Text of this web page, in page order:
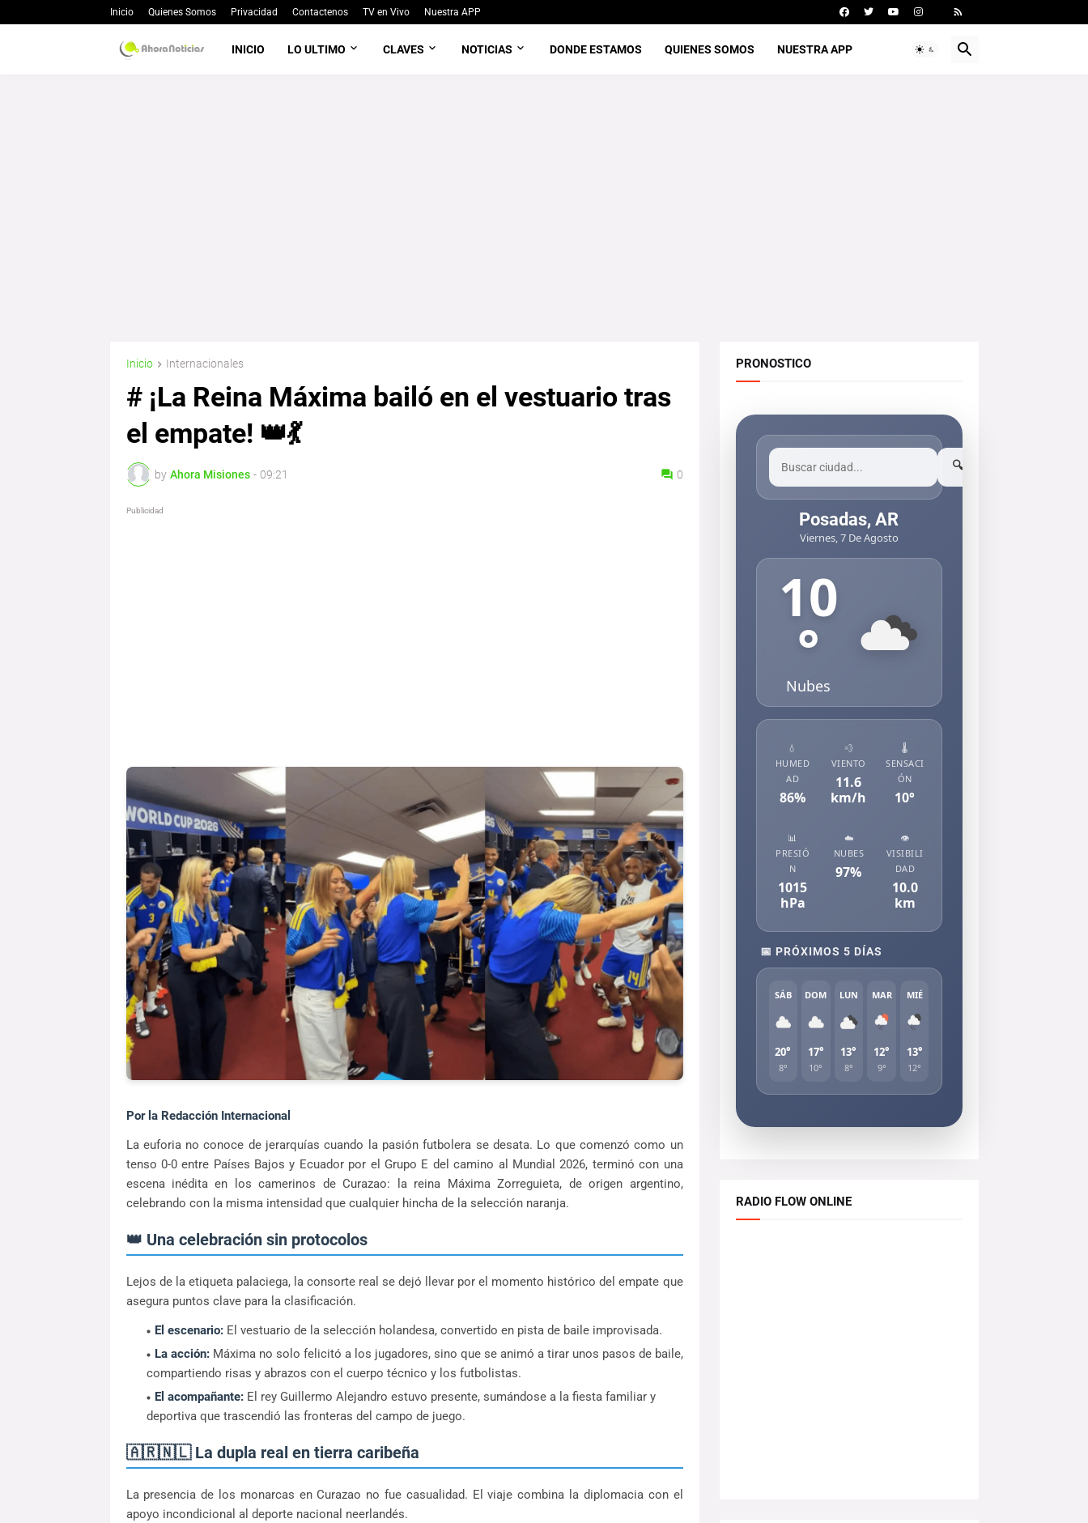
Inicio Quienes Somos Privacidad Contactenos TV en Vivo Nuestra APP
INICIO LO ULTIMO CLAVES NOTICIAS DONDE ESTAMOS QUIENES SOMOS NUESTRA APP
Inicio Internacionales
# ¡La Reina Máxima bailó en el vestuario tras
el empate! 👑💃
by Ahora Misiones - 09:21 0
Publicidad
Por la Redacción Internacional
La euforia no conoce de jerarquías cuando la pasión futbolera se desata. Lo que comenzó como un
tenso 0-0 entre Países Bajos y Ecuador por el Grupo E del camino al Mundial 2026, terminó con una
escena inédita en los camerinos de Curazao: la reina Máxima Zorreguieta, de origen argentino,
celebrando con la misma intensidad que cualquier hincha de la selección naranja.
👑 Una celebración sin protocolos
Lejos de la etiqueta palaciega, la consorte real se dejó llevar por el momento histórico del empate que
asegura puntos clave para la clasificación.
El escenario:El vestuario de la selección holandesa, convertido en pista de baile improvisada.
La acción:Máxima no solo felicitó a los jugadores, sino que se animó a tirar unos pasos de baile,
compartiendo risas y abrazos con el cuerpo técnico y los futbolistas.
El acompañante:El rey Guillermo Alejandro estuvo presente, sumándose a la fiesta familiar y
deportiva que trascendió las fronteras del campo de juego.
🇦🇷🇳🇱 La dupla real en tierra caribeña
La presencia de los monarcas en Curazao no fue casualidad. El viaje combina la diplomacia con el
apoyo incondicional al deporte nacional neerlandés.
PRONOSTICO
🔍
Posadas, AR
Viernes, 7 De Agosto
10
°
Nubes
💧
HUMED
AD
86%
💨
VIENTO
11.6
km/h
🌡️
SENSACI
ÓN
10°
📊
PRESIÓ
N
1015
hPa
☁️
NUBES
97%
👁️
VISIBILI
DAD
10.0
km
📅 PRÓXIMOS 5 DÍAS
SÁB
20°
8°
DOM
17°
10°
LUN
13°
8°
MAR
12°
9°
MIÉ
13°
12°
RADIO FLOW ONLINE